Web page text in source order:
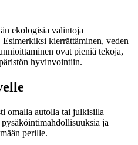
ekologisia valintoja
kierrättäminen, veden
ovat pieniä tekoja,
hyvinvointiin.
omalla autolla tai julkisilla
ja
perille.